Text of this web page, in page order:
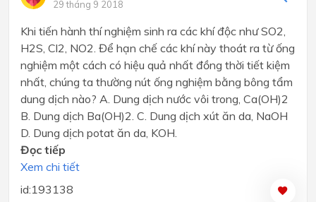
29 tháng 9 2018
Khi tiến hành thí nghiệm sinh ra các khí độc như SO2,
H2S, Cl2, NO2. Để hạn chế các khí này thoát ra từ ống
nghiệm một cách có hiệu quả nhất đồng thời tiết kiệm
nhất, chúng ta thường nút ống nghiệm bằng bông tẩm
dung dịch nào? A. Dung dịch nước vôi trong, Ca(OH)2
B. Dung dịch Ba(OH)2. C. Dung dịch xút ăn da, NaOH
D. Dung dịch potat ăn da, KOH.
Đọc tiếp
Xem chi tiết
id:193138